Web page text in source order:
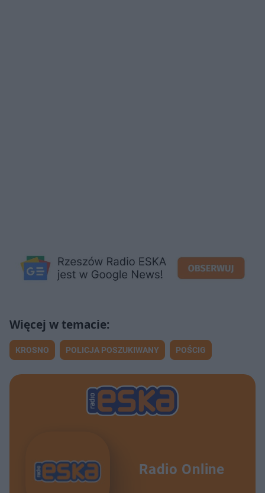
KROSNO POLICJA POSZUKIWANY POŚCIG
Radio Online